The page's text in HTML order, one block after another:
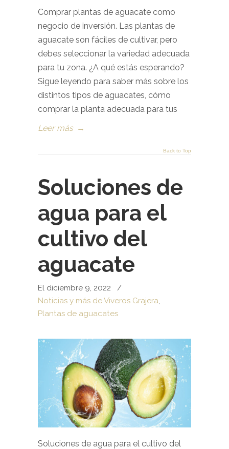
Comprar plantas de aguacate como
negocio de inversión. Las plantas de
aguacate son fáciles de cultivar, pero
debes seleccionar la variedad adecuada
para tu zona. ¿A qué estás esperando?
Sigue leyendo para saber más sobre los
distintos tipos de aguacates, cómo
comprar la planta adecuada para tus
Leer más →
Back to Top
Soluciones de
agua para el
cultivo del
aguacate
El diciembre 9, 2022
/
Noticias y más de Viveros Grajera,
Plantas de aguacates
Soluciones de agua para el cultivo del